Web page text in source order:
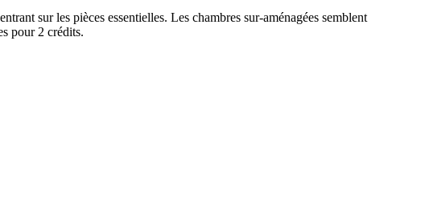
sur les pièces essentielles. Les chambres sur-aménagées semblent
pour 2 crédits.